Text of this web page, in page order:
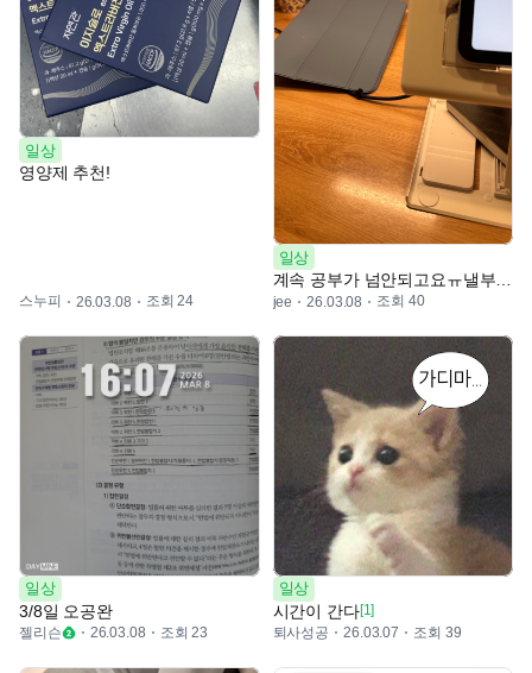
일상
영양제 추천!
스누피 26.03.08 조회 24
일상
jee 26.03.08 조회 40
일상
3/8일 오공완
젤리슨 26.03.08 조회 23
일상
시간이 간다[1]
퇴사성공
26.03.07 조회 39